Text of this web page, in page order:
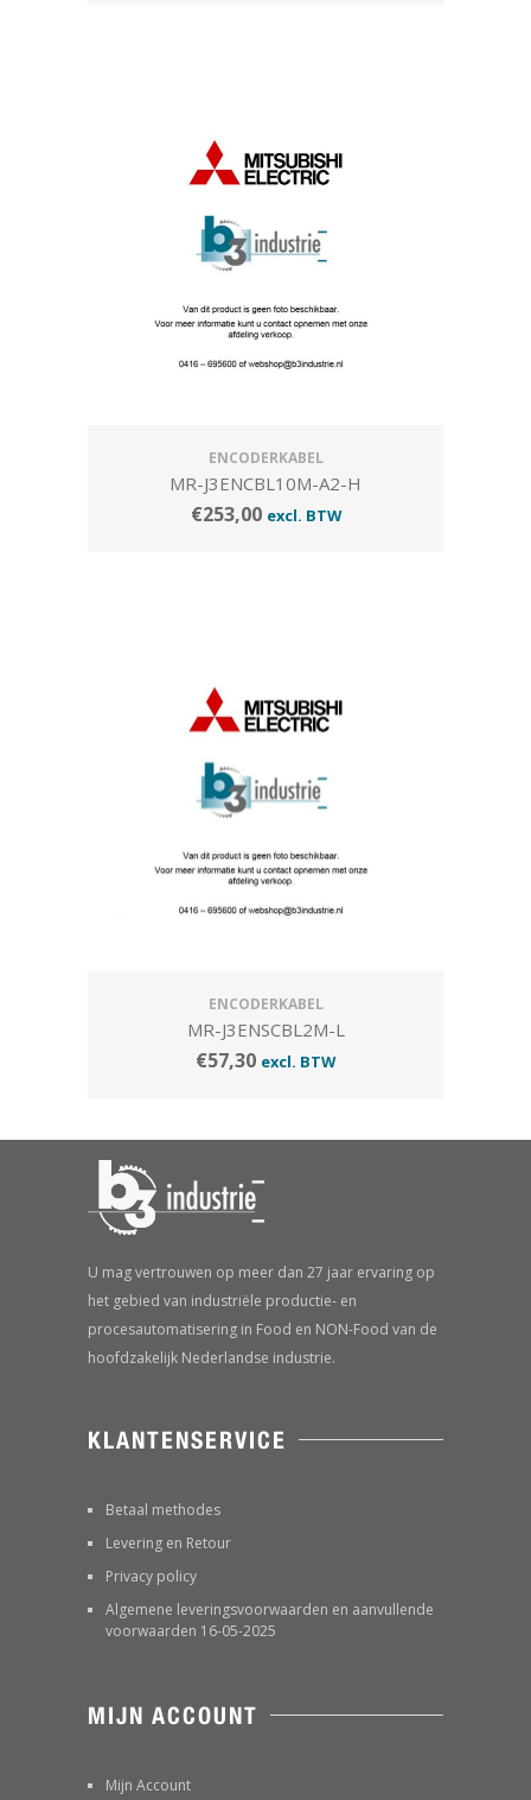
ENCODERKABEL
MR-J3ENCBL10M-A2-H
€253,00 excl. BTW
ENCODERKABEL
MR-J3ENSCBL2M-L
€57,30 excl. BTW
U mag vertrouwen op meer dan 27 jaar ervaring op
het gebied van industriële productie- en
procesautomatisering in Food en NON-Food van de
hoofdzakelijk Nederlandse industrie.
KLANTENSERVICE
Betaal methodes
Levering en Retour
Privacy policy
Algemene leveringsvoorwaarden en aanvullende
voorwaarden 16-05-2025
MIJN ACCOUNT
Mijn Account